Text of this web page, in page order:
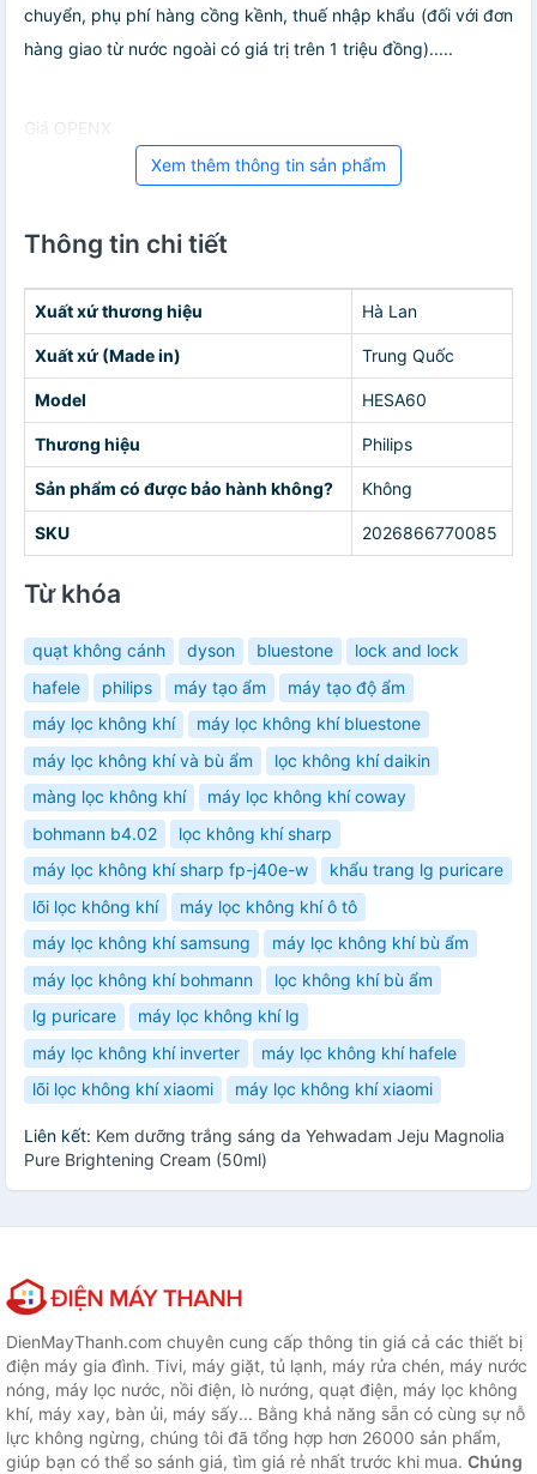
chuyển, phụ phí hàng cồng kềnh, thuế nhập khẩu (đối với đơn
hàng giao từ nước ngoài có giá trị trên 1 triệu đồng).....
Giá OPENX
Xem thêm thông tin sản phẩm
Thông tin chi tiết
Xuất xứ thương hiệu Hà Lan
Xuất xứ (Made in) Trung Quốc
Model HESA60
Thương hiệu Philips
Sản phẩm có được bảo hành không? Không
SKU 2026866770085
Từ khóa
quạt không cánh dyson bluestone
lock and lock
hafele
philips máy tạo ẩm
máy tạo độ ẩm
máy lọc không khí
máy lọc không khí bluestone
máy lọc không khí và bù ẩm
lọc không khí daikin
màng lọc không khí
máy lọc không khí coway
bohmann b4.02
lọc không khí sharp
máy lọc không khí sharp fp-j40e-w
khẩu trang lg puricare
lõi lọc không khí
máy lọc không khí ô tô
máy lọc không khí samsung
máy lọc không khí bù ẩm
máy lọc không khí bohmann
lọc không khí bù ẩm
lg puricare
máy lọc không khí lg
máy lọc không khí inverter
máy lọc không khí hafele
lõi lọc không khí xiaomi
máy lọc không khí xiaomi
Liên kết: Kem dưỡng trắng sáng da Yehwadam Jeju Magnolia
Pure Brightening Cream (50ml)
DienMayThanh.com chuyên cung cấp thông tin giá cả các thiết bị
điện máy gia đình. Tivi, máy giặt, tủ lạnh, máy rửa chén, máy nước
nóng, máy lọc nước, nồi điện, lò nướng, quạt điện, máy lọc không
khí, máy xay, bàn ủi, máy sấy... Bằng khả năng sẵn có cùng sự nỗ
lực không ngừng, chúng tôi đã tổng hợp hơn 26000 sản phẩm,
giúp bạn có thể so sánh giá, tìm giá rẻ nhất trước khi mua. Chúng